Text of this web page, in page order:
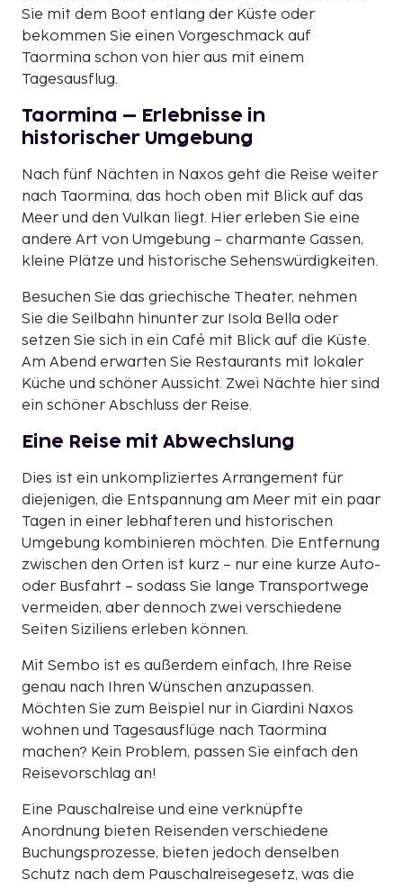
Sie mit dem Boot entlang der Küste oder
bekommen Sie einen Vorgeschmack auf
Taormina schon von hier aus mit einem
Tagesausflug.
Taormina – Erlebnisse in
historischer Umgebung
Nach fünf Nächten in Naxos geht die Reise weiter
nach Taormina, das hoch oben mit Blick auf das
Meer und den Vulkan liegt. Hier erleben Sie eine
andere Art von Umgebung – charmante Gassen,
kleine Plätze und historische Sehenswürdigkeiten.
Besuchen Sie das griechische Theater, nehmen
Sie die Seilbahn hinunter zur Isola Bella oder
setzen Sie sich in ein Café mit Blick auf die Küste.
Am Abend erwarten Sie Restaurants mit lokaler
Küche und schöner Aussicht. Zwei Nächte hier sind
ein schöner Abschluss der Reise.
Eine Reise mit Abwechslung
Dies ist ein unkompliziertes Arrangement für
diejenigen, die Entspannung am Meer mit ein paar
Tagen in einer lebhafteren und historischen
Umgebung kombinieren möchten. Die Entfernung
zwischen den Orten ist kurz – nur eine kurze Auto-
oder Busfahrt – sodass Sie lange Transportwege
vermeiden, aber dennoch zwei verschiedene
Seiten Siziliens erleben können.
Mit Sembo ist es außerdem einfach, Ihre Reise
genau nach Ihren Wünschen anzupassen.
Möchten Sie zum Beispiel nur in Giardini Naxos
wohnen und Tagesausflüge nach Taormina
machen? Kein Problem, passen Sie einfach den
Reisevorschlag an!
Eine Pauschalreise und eine verknüpfte
Anordnung bieten Reisenden verschiedene
Buchungsprozesse, bieten jedoch denselben
Schutz nach dem Pauschalreisegesetz, was die